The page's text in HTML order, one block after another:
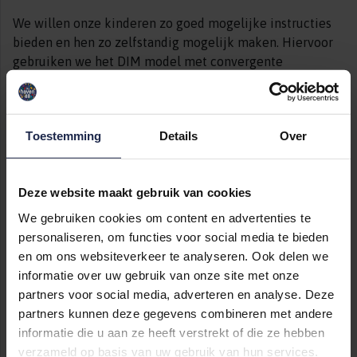
Toestemming Details Over
Deze website maakt gebruik van cookies
We gebruiken cookies om content en advertenties te
personaliseren, om functies voor social media te bieden
en om ons websiteverkeer te analyseren. Ook delen we
informatie over uw gebruik van onze site met onze
partners voor social media, adverteren en analyse. Deze
partners kunnen deze gegevens combineren met andere
informatie die u aan ze heeft verstrekt of die ze hebben
verzameld op basis van uw gebruik van hun services.
We willen onze kinderen zo goed mogelijke instructies
bieden en hen zo zelfstandig mogelijk maken. Hiervoor
gebruiken we het DIM model met convergente
differentiatie (directe instructie) en elementen van het
GIP model (GIP: van Groepsgericht naar Individueel
gericht pedagogisch en didactisch handelen).
toetsresultaten en observaties wordt ingedeeld. De
niveaus: Extra instructie/hulp, gemiddelde instructie of
kort instructie/extra uitdaging. Deze manier van
instructie bieden blijkt een positief effect te hebben op
de leerprestaties van kinderen. Daarnaast leert de
leerkracht de kinderen omgaan met o.a. uitgestelde
aandacht. Hiermee wordt begonnen in groep 1-2 en dit
loopt vervolgens als een rode draad door op ons ikc t/m